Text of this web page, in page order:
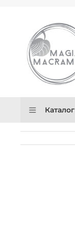
Каталог